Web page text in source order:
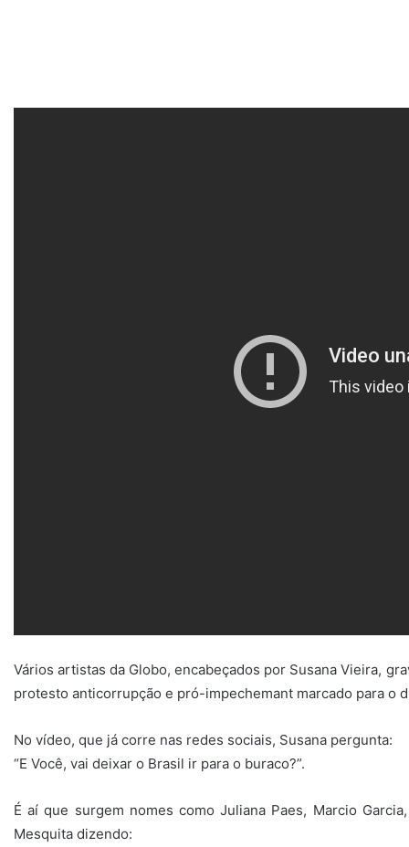
Vários artistas da Globo, encabeçados por Susana Vieira,
protesto anticorrupção e pró-impechemant marcado para o
No vídeo, que já corre nas redes sociais, Susana pergunta:
“E Você, vai deixar o Brasil ir para o buraco?”.
É aí que surgem nomes como Juliana Paes, Marcio
Mesquita dizendo: